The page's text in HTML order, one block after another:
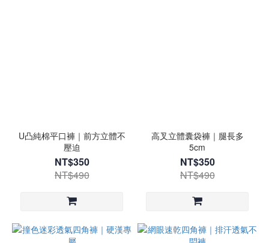
U凸純棉平口褲｜前方立體不
壓迫
NT$350
NT$490
高叉立體囊袋褲｜腿長多
5cm
NT$350
NT$490